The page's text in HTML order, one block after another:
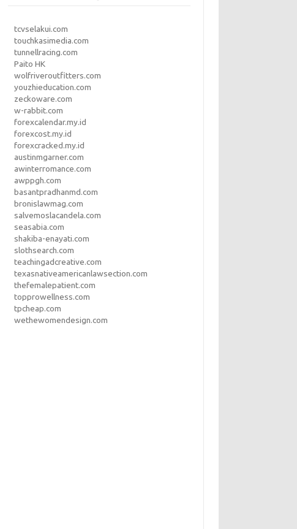
tcvselakui.com
touchkasimedia.com
tunnellracing.com
Paito HK
wolfriveroutfitters.com
youzhieducation.com
zeckoware.com
w-rabbit.com
forexcalendar.my.id
forexcost.my.id
forexcracked.my.id
austinmgarner.com
awinterromance.com
awppgh.com
basantpradhanmd.com
bronislawmag.com
salvemoslacandela.com
seasabia.com
shakiba-enayati.com
slothsearch.com
teachingadcreative.com
texasnativeamericanlawsection.com
thefemalepatient.com
topprowellness.com
tpcheap.com
wethewomendesign.com